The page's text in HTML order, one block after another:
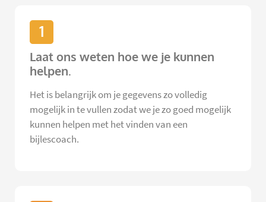
1
Laat ons weten hoe we je kunnen
helpen.
Het is belangrijk om je gegevens zo volledig
mogelijk in te vullen zodat we je zo goed mogelijk
kunnen helpen met het vinden van een
bijlescoach.